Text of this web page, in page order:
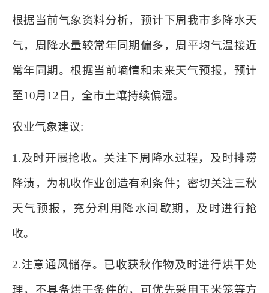
根据当前气象资料分析，预计下周我市多降水天
气，周降水量较常年同期偏多，周平均气温接近
常年同期。根据当前墒情和未来天气预报，预计
至10月12日，全市土壤持续偏湿。
农业气象建议:
1.及时开展抢收。关注下周降水过程，及时排涝
降渍，为机收作业创造有利条件；密切关注三秋
天气预报，充分利用降水间歇期，及时进行抢
收。
2.注意通风储存。已收获秋作物及时进行烘干处
理，不具备烘干条件的，可优先采用玉米笼等方